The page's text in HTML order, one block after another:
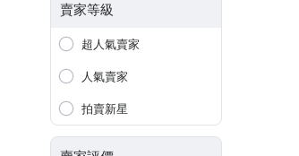
賣家等級
超人氣賣家
人氣賣家
拍賣新星